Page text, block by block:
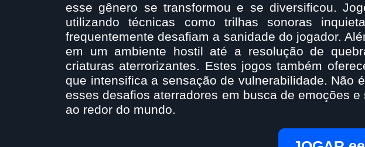
esse gênero se transformou e se diversificou.
utilizando técnicas como trilhas sonoras
frequentemente desafiam a sanidade do jogador.
em um ambiente hostil até a resolução de
criaturas aterrorizantes. Estes jogos também
que intensifica a sensação de vulnerabilidade. Não
esses desafios aterradores em busca de emoções
ao redor do mundo.